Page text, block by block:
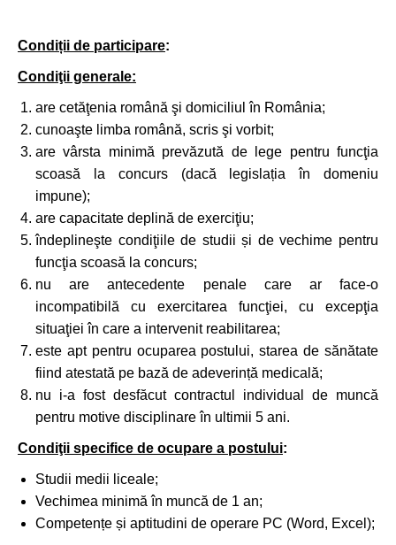
Condiții de participare:
Condiţii generale:
are cetăţenia română şi domiciliul în România;
cunoaşte limba română, scris şi vorbit;
are vârsta minimă prevăzută de lege pentru funcţia
scoasă la concurs (dacă legislația în domeniu
impune);
are capacitate deplină de exerciţiu;
îndeplineşte condiţiile de studii și de vechime pentru
funcţia scoasă la concurs;
nu are antecedente penale care ar face-o
incompatibilă cu exercitarea funcţiei, cu excepţia
situaţiei în care a intervenit reabilitarea;
este apt pentru ocuparea postului, starea de sănătate
fiind atestată pe bază de adeverință medicală;
nu i-a fost desfăcut contractul individual de muncă
pentru motive disciplinare în ultimii 5 ani.
Condiţii specifice de ocupare a postului:
Studii medii liceale;
Vechimea minimă în muncă de 1 an;
Competențe și aptitudini de operare PC (Word, Excel);